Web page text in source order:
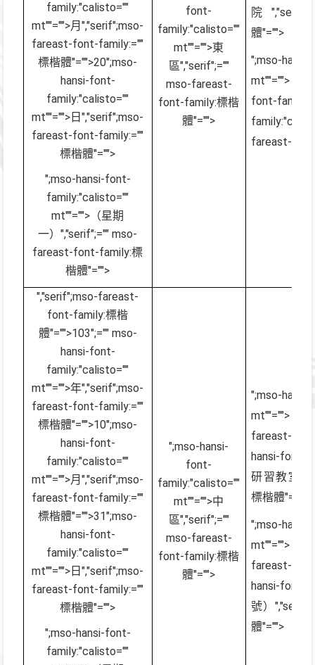
family:"calisto=""
mt""="">月","serif";mso-
fareast-font-family:=""
標楷體"="">20";mso-
hansi-font-
family:"calisto=""
mt""="">日","serif";mso-
fareast-font-family:=""
標楷體"="">
";mso-hansi-font-
family:"calisto=""
mt""="">（星期
一）","serif";="" mso-
fareast-font-family:標
楷體"="">
font-
family:"calisto=""
mt""="">東
區","serif";=""
mso-fareast-
font-family:標楷
體"="">
院
體"="">
";mso-
mt""="">（
font-family:
fareast-
","serif";mso-fareast-
font-family:標楷
體"="">103";="" mso-
hansi-font-
family:"calisto=""
mt""="">年","serif";mso-
fareast-font-family:=""
標楷體"="">10";mso-
hansi-font-
family:"calisto=""
mt""="">月","serif";mso-
fareast-font-family:=""
標楷體"="">31";mso-
hansi-font-
family:"calisto=""
mt""="">日","serif";mso-
fareast-font-family:=""
標楷體"="">
";mso-hansi-font-
family:"calisto=""
";mso-hansi-
font-
family:"calisto=""
mt""="">中
區","serif";=""
mso-fareast-
font-family:標楷
體"="">
";mso-
mt""="">國
fareast-
hansi-font-
研習教室
標楷體"="">
";mso-
mt""="">（
fareast-
hansi-
號）
體"="">